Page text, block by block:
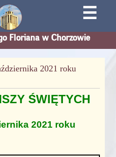
☰
Floriana w Chorzowie
2021 roku
ŚWIĘTYCH
2021 roku